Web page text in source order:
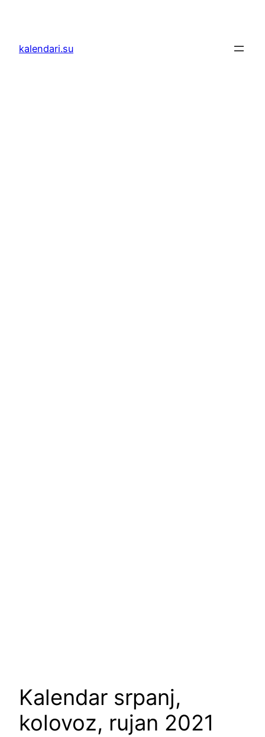
sadržaja
kalendari.su
Kalendar srpanj,
kolovoz, rujan 2021